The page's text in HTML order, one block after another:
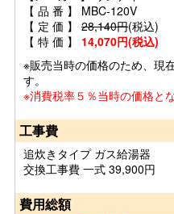
【 品 番 】 MBC-120V
【 定 価 】 28,140円(税込)
【 特 価 】 14,070円(税込)
※販売当時の価格のため、現
す。
※消費税率５％当時の価格と
工事費
追炊きタイプ ガス給湯器
交換工事費 一式 39,900円
費用総額